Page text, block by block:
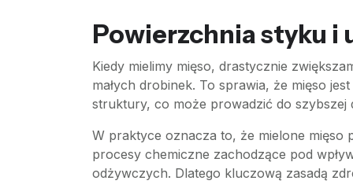
Powierzchnia styku i
Kiedy mielimy mięso, drastycznie
małych drobinek. To sprawia, że mięso
struktury, co może prowadzić do szybszej
W praktyce oznacza to, że mielone mięso
procesy chemiczne zachodzące pod
odżywczych. Dlatego kluczową zasadą